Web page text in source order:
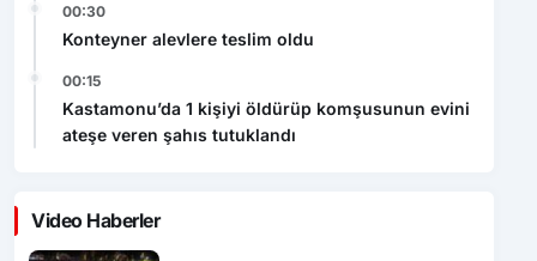
00:30
Konteyner alevlere teslim oldu
00:15
Kastamonu’da 1 kişiyi öldürüp komşusunun evini
ateşe veren şahıs tutuklandı
Video Haberler